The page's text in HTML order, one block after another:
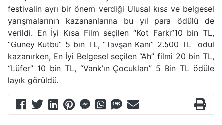
festivalin ayrı bir önem verdiği Ulusal kısa ve belgesel
yarışmalarının kazananlarına bu yıl para ödülü de
verildi. En İyi Kısa Film seçilen “Kot Farkı”10 bin TL,
“Güney Kutbu” 5 bin TL, “Tavşan Kanı” 2.500 TL ödül
kazanırken, En İyi Belgesel seçilen “Ah” filmi 20 bin TL,
“Lüfer” 10 bin TL, “Vank’ın Çocukları” 5 Bin TL ödüle
layık görüldü.